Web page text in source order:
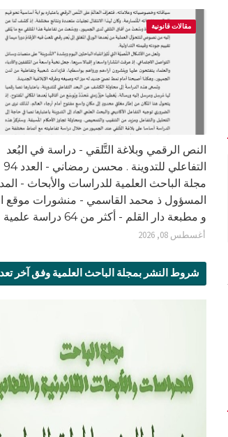
مقالات قانونية
النص الرقمي وبلاغة التَّلقي - دراسة في البُعد
مجلة الباحث العلمية للدراسات والأبحاث -
المسؤول ذ محمد القاسمي - منشورات موقع
و مطبعة دار القلم - أكثر من 64 دراسة علمية
أغسطس 08, 2026
شروط النشر بمجلة الباحث العلمية وفق آخر